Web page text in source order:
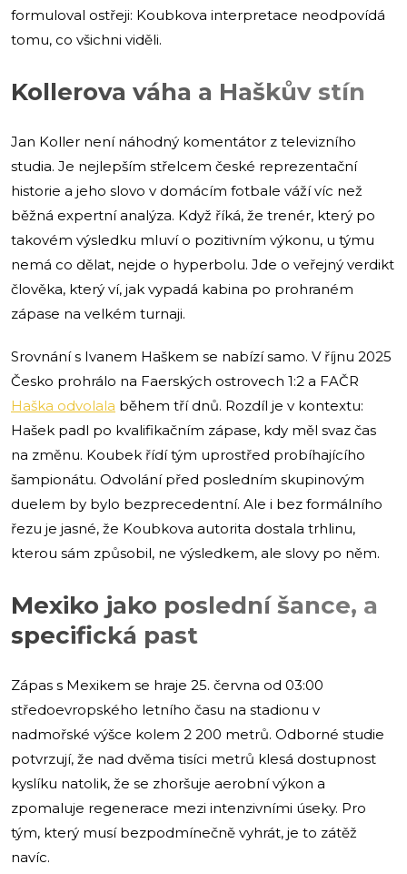
formuloval ostřeji: Koubkova interpretace neodpovídá
tomu, co všichni viděli.
Kollerova váha a Haškův stín
Jan Koller není náhodný komentátor z televizního
studia. Je nejlepším střelcem české reprezentační
historie a jeho slovo v domácím fotbale váží víc než
běžná expertní analýza. Když říká, že trenér, který po
takovém výsledku mluví o pozitivním výkonu, u týmu
nemá co dělat, nejde o hyperbolu. Jde o veřejný verdikt
člověka, který ví, jak vypadá kabina po prohraném
zápase na velkém turnaji.
Srovnání s Ivanem Haškem se nabízí samo. V říjnu 2025
Česko prohrálo na Faerských ostrovech 1:2 a FAČR
Haška odvolala během tří dnů. Rozdíl je v kontextu:
Hašek padl po kvalifikačním zápase, kdy měl svaz čas
na změnu. Koubek řídí tým uprostřed probíhajícího
šampionátu. Odvolání před posledním skupinovým
duelem by bylo bezprecedentní. Ale i bez formálního
řezu je jasné, že Koubkova autorita dostala trhlinu,
kterou sám způsobil, ne výsledkem, ale slovy po něm.
Mexiko jako poslední šance, a
specifická past
Zápas s Mexikem se hraje 25. června od 03:00
středoevropského letního času na stadionu v
nadmořské výšce kolem 2 200 metrů. Odborné studie
potvrzují, že nad dvěma tisíci metrů klesá dostupnost
kyslíku natolik, že se zhoršuje aerobní výkon a
zpomaluje regenerace mezi intenzivními úseky. Pro
tým, který musí bezpodmínečně vyhrát, je to zátěž
navíc.